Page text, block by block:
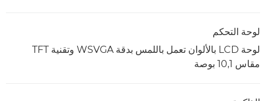
لوحة التحكم
لوحة LCD بالألوان تعمل باللمس بدقة WSVGA وتقنية TFT
مقاس 10,1 بوصة